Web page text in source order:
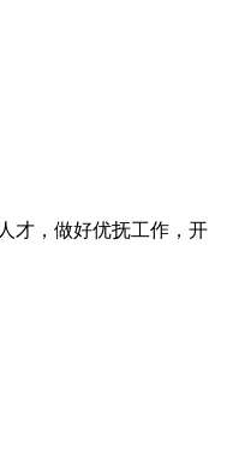
才，做好优抚工作，开